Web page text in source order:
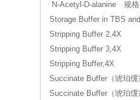
N-Acetyl-D-alanine 规
Storage Buffer in TBS
Stripping Buffer 2,4X
Stripping Buffer 3,4X
Stripping Buffer,4X
Succinate Buffer（琥珀
Succinate Buffer（琥珀